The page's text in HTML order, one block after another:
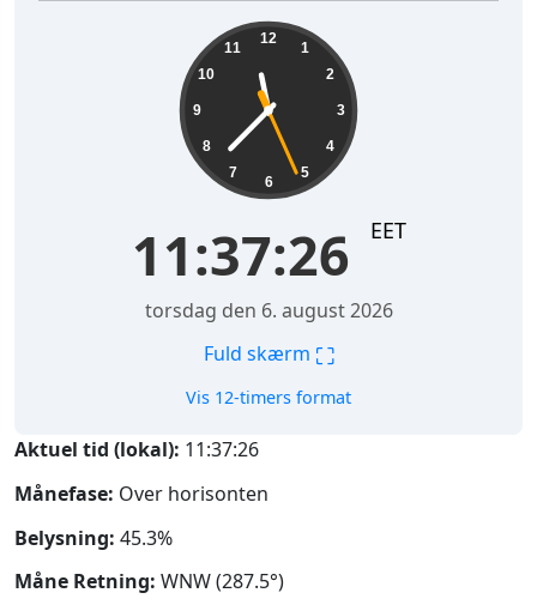
12
1
2
3
4
5
6
7
8
9
10
11
11:37:27 EET
torsdag den 6. august 2026
Fuld skærm ⛶
Vis 12-timers format
Aktuel tid (lokal): 11:37:27
Månefase: Over horisonten
Belysning: 45.3%
Måne Retning: WNW (287.5°)